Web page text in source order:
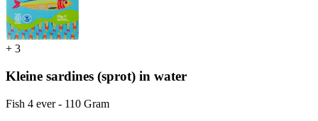
+ 3
Kleine sardines (sprot) in water
Fish 4 ever - 110 Gram